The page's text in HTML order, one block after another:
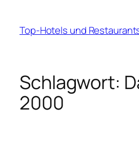
springen
Top-Hotels und
Schlagwort:
2000